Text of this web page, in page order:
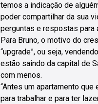
temos a indicação de
poder compartilhar da sua
perguntas e respostas para
Para Bruno, o motivo do
“upgrade”, ou seja,
estão saindo da capital de
com menos.
“Antes um apartamento que
para trabalhar e para ter